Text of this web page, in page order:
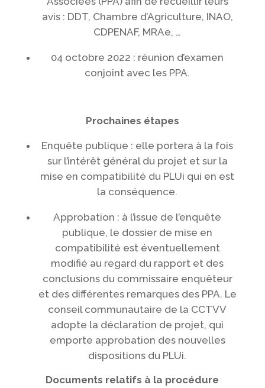
avis : DDT, Chambre d’Agriculture, INAO,
CDPENAF, MRAe, …
04 octobre 2022 : réunion d’examen
conjoint avec les PPA.
Prochaines étapes
Enquête publique : elle portera à la fois
sur l’intérêt général du projet et sur la
mise en compatibilité du PLUi qui en est
la conséquence.
Approbation : à l’issue de l’enquête
publique, le dossier de mise en
compatibilité est éventuellement
modifié au regard du rapport et des
conclusions du commissaire enquêteur
et des différentes remarques des PPA. Le
conseil communautaire de la CCTVV
adopte la déclaration de projet, qui
emporte approbation des nouvelles
dispositions du PLUi.
Documents relatifs à la procédure